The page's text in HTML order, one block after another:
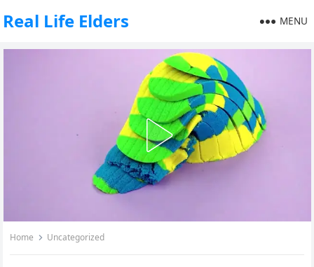
Real Life Elders MENU
Home Uncategorized